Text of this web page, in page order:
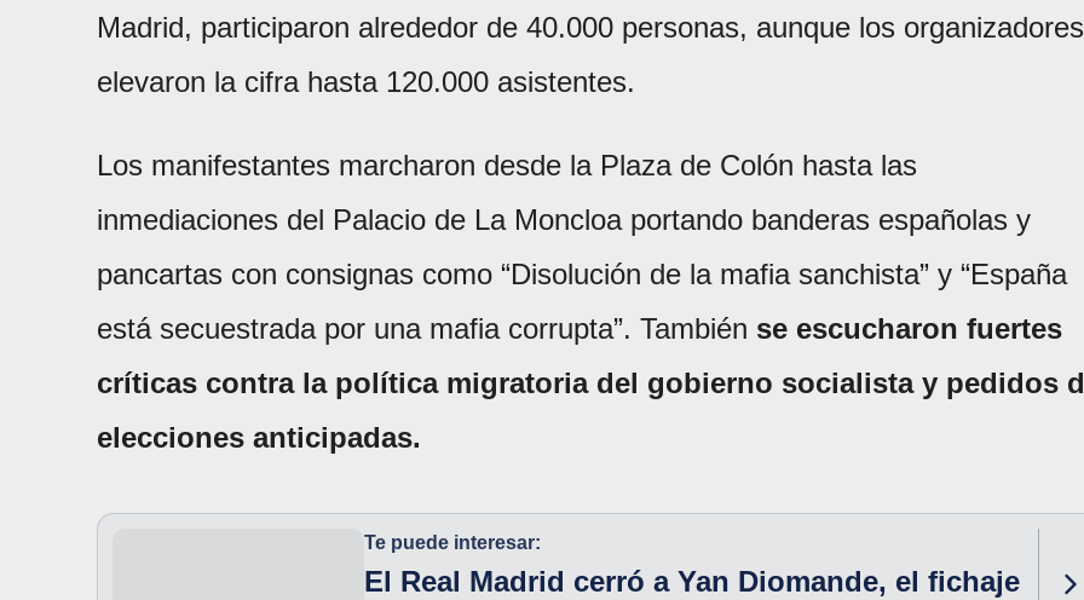
Madrid, participaron alrededor de 40.000 personas, aunque los organizadores
elevaron la cifra hasta 120.000 asistentes.
Los manifestantes marcharon desde la Plaza de Colón hasta las
inmediaciones del Palacio de La Moncloa portando banderas españolas y
pancartas con consignas como “Disolución de la mafia sanchista” y “España
está secuestrada por una mafia corrupta”. También se escucharon fuertes
críticas contra la política migratoria del gobierno socialista y pedidos
elecciones anticipadas.
Te puede interesar:
El Real Madrid cerró a Yan Diomande, el fichaje